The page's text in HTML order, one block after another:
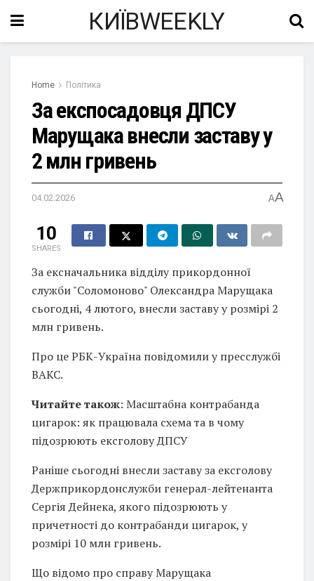
КИЇВWEEKLY
Home Політика
За експосадовця ДПСУ
Марущака внесли заставу у
2 млн гривень
04.02.2026 AA
10
SHARES
За ексначальника відділу прикордонної
служби "Соломоново" Олександра Марущака
сьогодні, 4 лютого, внесли заставу у розмірі 2
млн гривень.
Про це РБК-Україна повідомили у пресслужбі
ВАКС.
Читайте також: Масштабна контрабанда
цигарок: як працювала схема та в чому
підозрюють ексголову ДПСУ
Раніше сьогодні внесли заставу за ексголову
Держприкордонслужби генерал-лейтенанта
Сергія Дейнека, якого підозрюють у
причетності до контрабанди цигарок, у
розмірі 10 млн гривень.
Що відомо про справу Марущака